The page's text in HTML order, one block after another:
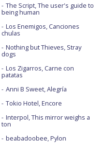
The Script, The user's guide to
being human
Los Enemigos, Canciones
chulas
Nothing but Thieves, Stray
dogs
Los Zigarros, Carne con
patatas
Anni B Sweet, Alegría
Tokio Hotel, Encore
Interpol, This mirror weighs a
ton
beabadoobee, Pylon